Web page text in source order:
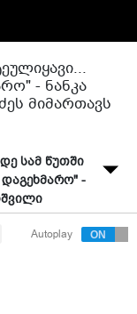
- ნანკა
მიმართავს
სამ წუთში
-
რითაც
Autoplay